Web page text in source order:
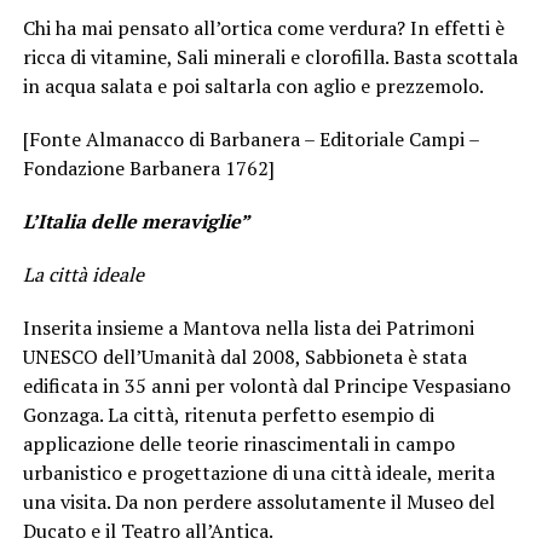
Chi ha mai pensato all’ortica come verdura? In effetti è
ricca di vitamine, Sali minerali e clorofilla. Basta scottala
in acqua salata e poi saltarla con aglio e prezzemolo.
[Fonte Almanacco di Barbanera – Editoriale Campi –
Fondazione Barbanera 1762]
L’Italia delle meraviglie”
La città ideale
Inserita insieme a Mantova nella lista dei Patrimoni
UNESCO dell’Umanità dal 2008, Sabbioneta è stata
edificata in 35 anni per volontà dal Principe Vespasiano
Gonzaga. La città, ritenuta perfetto esempio di
applicazione delle teorie rinascimentali in campo
urbanistico e progettazione di una città ideale, merita
una visita. Da non perdere assolutamente il Museo del
Ducato e il Teatro all’Antica.